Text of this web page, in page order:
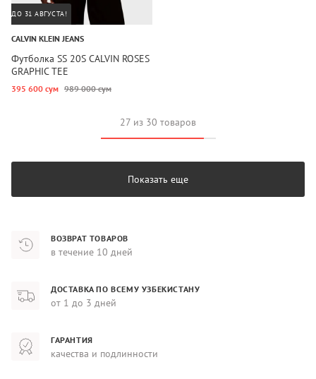
ДО 31 АВГУСТА!
CALVIN KLEIN JEANS
Футболка SS 20S CALVIN ROSES
GRAPHIC TEE
395 600 сум 989 000 сум
27 из 30 товаров
Показать еще
ВОЗВРАТ ТОВАРОВ
в течение 10 дней
ДОСТАВКА ПО ВСЕМУ УЗБЕКИСТАНУ
от 1 до 3 дней
ГАРАНТИЯ
качества и подлинности